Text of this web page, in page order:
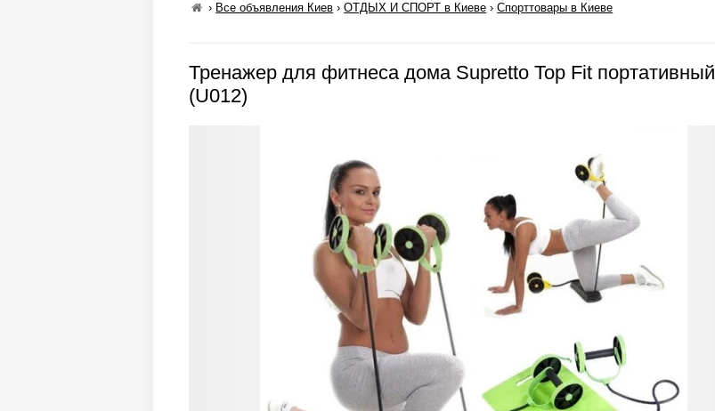
› Все объявления Киев ›ОТДЫХ И СПОРТ в Киеве ›Спорттовары в Киеве
Тренажер для фитнеса дома Supretto Top Fit портативный
(U012)